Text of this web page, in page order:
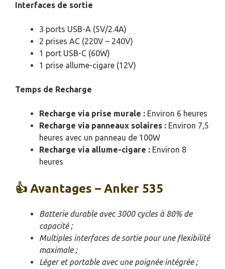
Interfaces de sortie
3 ports USB-A (5V/2.4A)
2 prises AC (220V – 240V)
1 port USB-C (60W)
1 prise allume-cigare (12V)
Temps de Recharge
Recharge via prise murale : Environ 6 heures
Recharge via panneaux solaires : Environ 7,5
heures avec un panneau de 100W
Recharge via allume-cigare : Environ 8
heures
👍 Avantages – Anker 535
Batterie durable avec 3000 cycles à 80% de
capacité ;
Multiples interfaces de sortie pour une flexibilité
maximale ;
Léger et portable avec une poignée intégrée ;